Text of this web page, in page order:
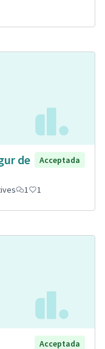
de
Acceptada
1 1
Acceptada